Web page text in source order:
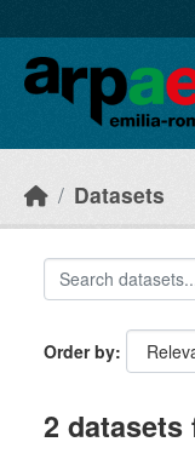
Datasets
Order by
2 datasets